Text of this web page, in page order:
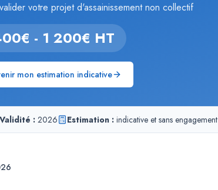
votre projet d'assainissement non collectif
- 1 200€ HT
mon estimation indicative
:2026 Estimation :indicative et sans engagement